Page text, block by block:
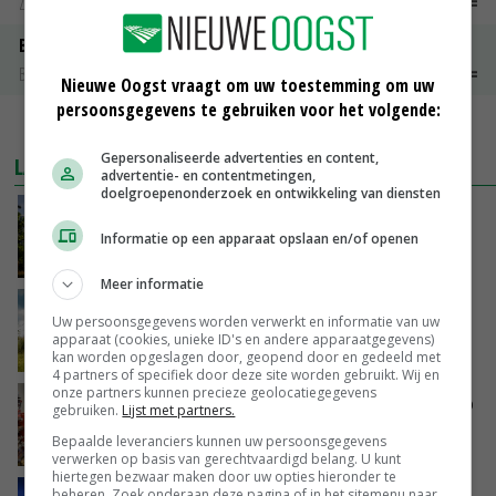
Boeren Gouda 12 kg
Boerenkaas
€ 6,05
MEER MARKTPRIJZEN
LAATSTE NIEUWS
minister spreekt van ‘ondernemersrisico’
overkant’
GISTEREN, 15:30
Oorlogen en El Niño stuwen voedselprijzen op
GISTEREN, 15:04
Nieuwe Oogst vraagt om uw toestemming om uw
persoonsgegevens te gebruiken voor het volgende:
Gepersonaliseerde advertenties en content,
advertentie- en contentmetingen,
doelgroepenonderzoek en ontwikkeling van diensten
Informatie op een apparaat opslaan en/of openen
Meer informatie
Uw persoonsgegevens worden verwerkt en informatie van uw
apparaat (cookies, unieke ID's en andere apparaatgegevens)
kan worden opgeslagen door, geopend door en gedeeld met
4 partners of specifiek door deze site worden gebruikt. Wij en
onze partners kunnen precieze geolocatiegegevens
gebruiken. Lijst met partners.
Bepaalde leveranciers kunnen uw persoonsgegevens
verwerken op basis van gerechtvaardigd belang. U kunt
hiertegen bezwaar maken door uw opties hieronder te